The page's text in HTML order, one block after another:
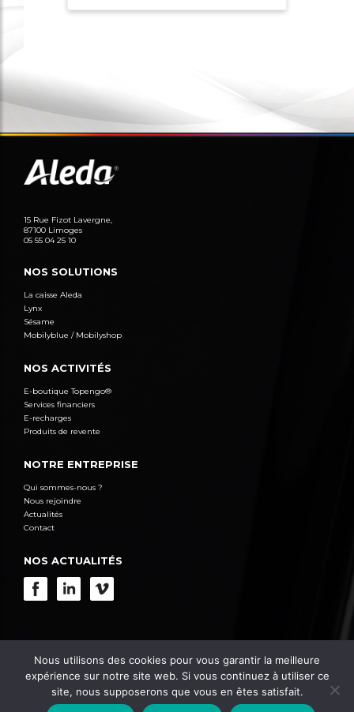
15 Rue Fizot Lavergne,
87100 Limoges
05 55 04 25 10
NOS SOLUTIONS
La caisse Aleda
Lynx
Sésame
Mobilyblue / Mobilyshop
NOS ACTIVITÉS
E-boutique Topengo®
Services financiers
E-recharges
Produits de revente
NOTRE ENTREPRISE
Qui sommes-nous ?
Nous rejoindre
Actualités
Contact
NOS ACTUALITÉS
Mentions légales / Politique de confidentialité /
Accessibilité : Non
Conforme
Nous utilisons des cookies pour vous garantir la meilleure
expérience sur notre site web. Si vous continuez à utiliser ce
site, nous supposerons que vous en êtes satisfait.